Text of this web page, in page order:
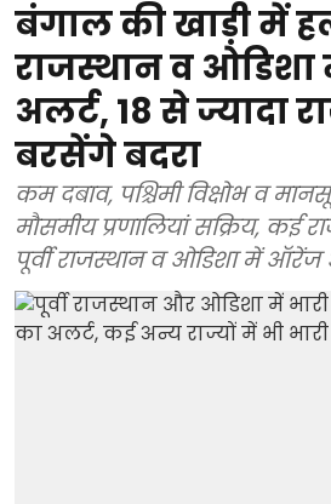
बंगाल की खाड़ी में
राजस्थान व
अलर्ट, 18 से ज्यादा
बरसेंगे बदरा
कम दबाव, पश्चिमी विक्षोभ व
मौसमीय प्रणालियां सक्रिय, कई
पूर्वी राजस्थान व ओडिशा में ऑरेंज